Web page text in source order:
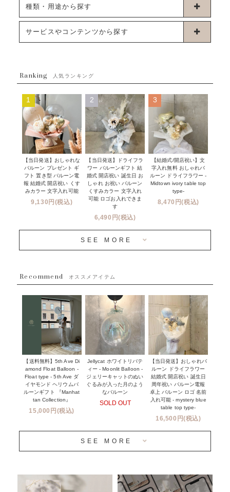
卓上タイプバルーン
ブーケタイプバルーン
ムーンリットバルーン
コンフェッティバルーン
フリンジバルーン
デコレーションセット
プロップスバルーン
オプション
成人式・卒業式・入学式バルーンブーケ
種類・用途から探す
お誕生日
開店・周年祝い
発表会・劇場
その他お祝い
クリスマス
新商品
~３０００円
~５５００円
１１０００円以上
NEW YORK MIND - ニューヨークスタイルバルーン
※コンフェッティバルーン -プリント内容-
サービスやコンテンツから探す
発送について
Q&A
メッセージカード・電報について
オーダーメイドについて
セミオーダーについて
フリンジバルーンについて
コンフェッティバルーンについて
ハワイウェディングサービス
企業・法人様
ウェディングコンフェッティバルーン特集
実店舗について -大阪 堀江店・名古屋 星ヶ丘店・滋賀 配送
センター店・沖縄 嘉手納基地店-
プリントサービス
前撮り写真バルーン特集
姉妹店＆関連ショップについて
安心のチャビーバルーン
おすすめ商品
Ranking 人気ランキング
1
【当日発送】おしゃれな
バルーン プレゼント ギ
フト 置き型 バルーン電
報 結婚式 開店祝い くす
みカラー 文字入れ可能
9,130円(税込)
2
【当日発送】ドライフラ
ワー バルーンギフト 結
婚式 開店祝い 誕生日 お
しゃれ お祝い バルーン
くすみカラー 文字入れ
可能 ロゴお入れできま
す
6,490円(税込)
3
【結婚式/開店祝い】文
字入れ無料 おしゃれバ
ルーン ドライフラワー -
Midtown ivory table top
type-
8,470円(税込)
SEE MORE
Recommend オススメアイテム
【送料無料】5th Ave Di
amond Float Balloon -
Float type - 5th Ave ダ
イヤモンド ヘリウムバ
ルーンギフト 『Manhat
tan Collection』
15,000円(税込)
Jellycat ホワイトリバテ
ィー - Moonlit Balloon -
ジェリーキャットのぬい
ぐるみが入った月のよう
なバルーン
SOLD OUT
【当日発送】おしゃれバ
ルーン ドライフラワー
結婚式 開店祝い 誕生日
周年祝い バルーン電報
卓上 バルーン ロゴ 名前
入れ可能 - mystery blue
table top type-
16,500円(税込)
SEE MORE